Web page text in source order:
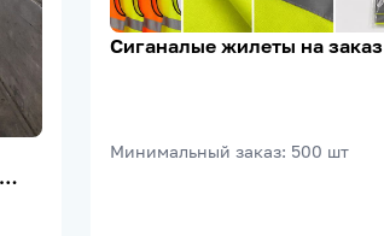
Сиганалые жилеты на заказ
Минимальный заказ: 500 шт